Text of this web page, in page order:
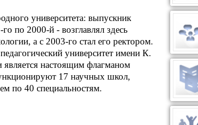
университета: выпускник
по 2000-й - возглавлял здесь
а с 2003-го стал его ректором.
университет имени К.
настоящим флагманом
17 научных школ,
по 40 специальностям.